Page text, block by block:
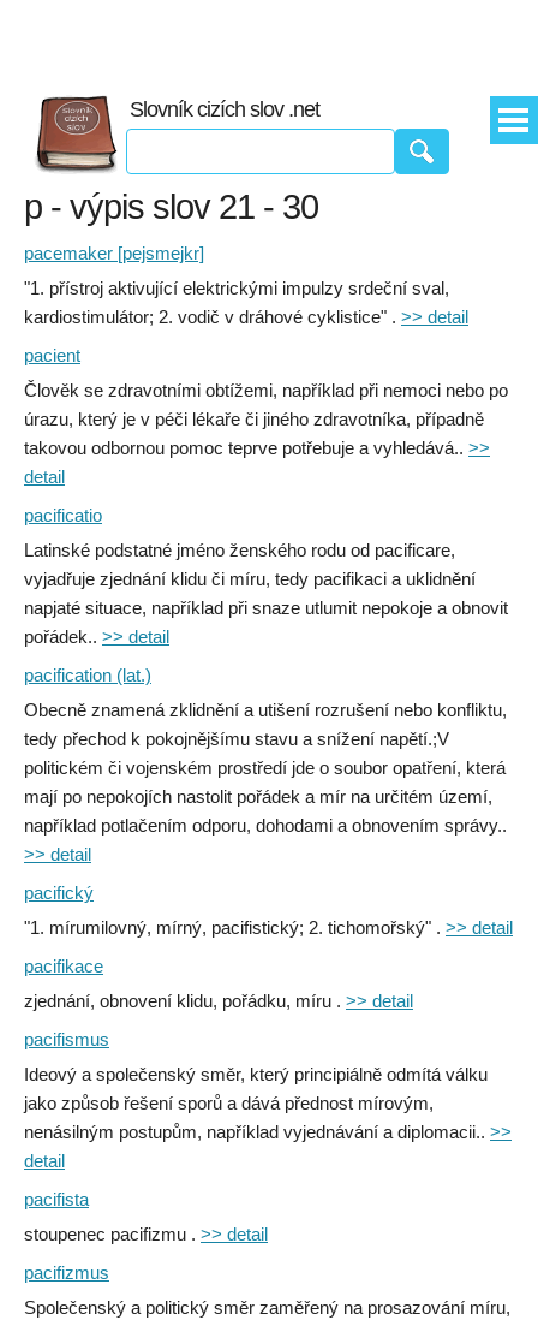
Slovník cizích slov .net
p - výpis slov 21 - 30
pacemaker [pejsmejkr]
"1. přístroj aktivující elektrickými impulzy srdeční sval,
kardiostimulátor; 2. vodič v dráhové cyklistice" . >> detail
pacient
Člověk se zdravotními obtížemi, například při nemoci nebo po
úrazu, který je v péči lékaře či jiného zdravotníka, případně
takovou odbornou pomoc teprve potřebuje a vyhledává.. >>
detail
pacificatio
Latinské podstatné jméno ženského rodu od pacificare,
vyjadřuje zjednání klidu či míru, tedy pacifikaci a uklidnění
napjaté situace, například při snaze utlumit nepokoje a obnovit
pořádek.. >> detail
pacification (lat.)
Obecně znamená zklidnění a utišení rozrušení nebo konfliktu,
tedy přechod k pokojnějšímu stavu a snížení napětí.;V
politickém či vojenském prostředí jde o soubor opatření, která
mají po nepokojích nastolit pořádek a mír na určitém území,
například potlačením odporu, dohodami a obnovením správy..
>> detail
pacifický
"1. mírumilovný, mírný, pacifistický; 2. tichomořský" . >> detail
pacifikace
zjednání, obnovení klidu, pořádku, míru . >> detail
pacifismus
Ideový a společenský směr, který principiálně odmítá válku
jako způsob řešení sporů a dává přednost mírovým,
nenásilným postupům, například vyjednávání a diplomacii.. >>
detail
pacifista
stoupenec pacifizmu . >> detail
pacifizmus
Společenský a politický směr zaměřený na prosazování míru,